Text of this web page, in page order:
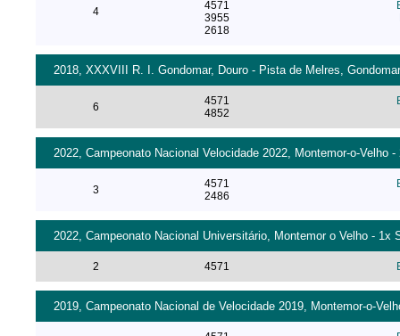
4
4571
3955
2618
2018, XXXVIII R. I. Gondomar, Douro - Pista de Melres,
6
4571
4852
2022, Campeonato Nacional Velocidade 2022, Montemor-o-Velho
3
4571
2486
2022, Campeonato Nacional Universitário, Montemor o Velho - 1x
2 4571
2019, Campeonato Nacional de Velocidade 2019, Montemor-o-